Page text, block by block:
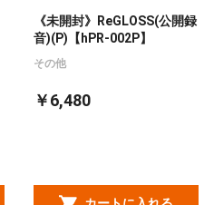
《未開封》ReGLOSS(公開録
音)(P)【hPR-002P】
その他
￥6,480